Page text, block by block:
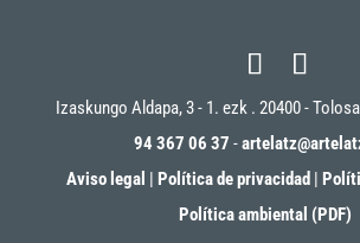
Izaskungo Aldapa, 3 - 1. ezk . 20400 -
94 367 06 37 -
Aviso legal | Política de privacidad |
Política ambiental (PDF)